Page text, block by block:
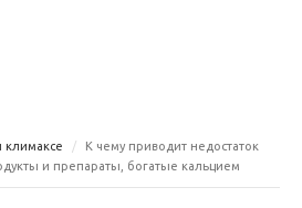
климаксе
К чему приводит недостаток
и препараты, богатые кальцием